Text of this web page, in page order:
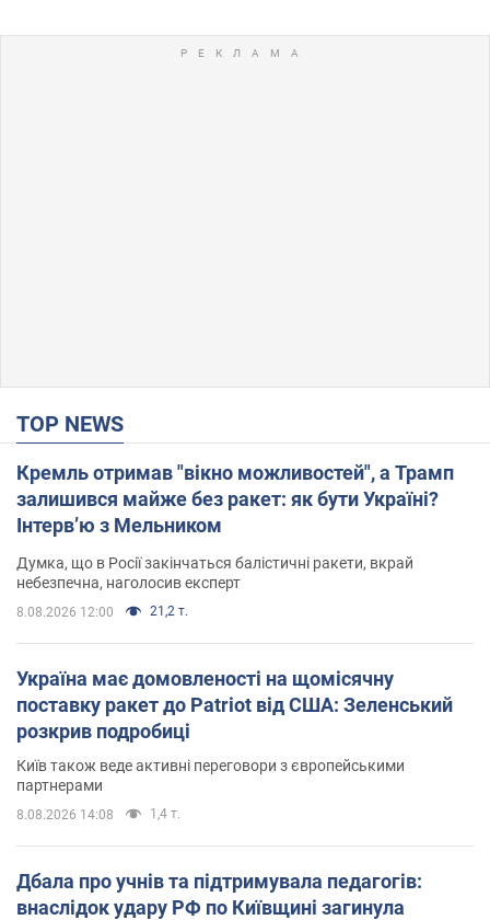
TOP NEWS
Кремль отримав "вікно можливостей", а Трамп
залишився майже без ракет: як бути Україні?
Інтерв’ю з Мельником
Думка, що в Росії закінчаться балістичні ракети, вкрай
небезпечна, наголосив експерт
8.08.2026 12:00 21,2 т.
Україна має домовленості на щомісячну
поставку ракет до Patriot від США: Зеленський
розкрив подробиці
Київ також веде активні переговори з європейськими
партнерами
8.08.2026 14:08 1,4 т.
Дбала про учнів та підтримувала педагогів:
внаслідок удару РФ по Київщині загинула